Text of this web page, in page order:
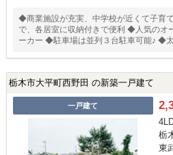
◆商業施設が充実、中学校が近くて子育
で、各居室に収納付きで便利 ◆人気のオ
ーカー ◆駐車場は並列３台駐車可能♪ ◆
栃木市大平町西野田 の新築一戸建て
一戸建て
栃
東